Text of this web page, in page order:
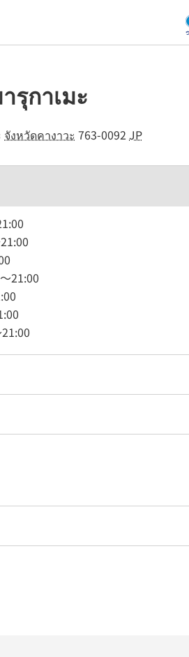
รุกาเมะ
จังหวัดคางาวะ 763-0092 JP
21:00
～21:00
21:00